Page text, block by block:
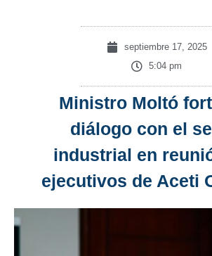
septiembre 17, 2025
5:04 pm
Ministro Moltó
diálogo con el
industrial en
ejecutivos de Aceti